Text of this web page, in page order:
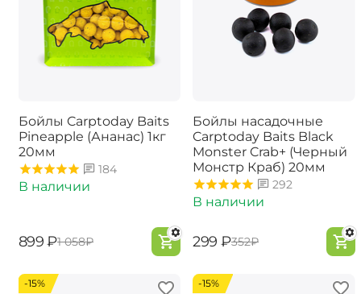
Бойлы Carptoday Baits
Pineapple (Ананас) 1кг
20мм
184
В наличии
‍899‍ ₽‍1 058‍₽
Бойлы насадочные
Carptoday Baits Black
Monster Crab+ (Черный
Монстр Краб) 20мм
292
В наличии
‍299‍ ₽‍352‍₽
-15% -15%